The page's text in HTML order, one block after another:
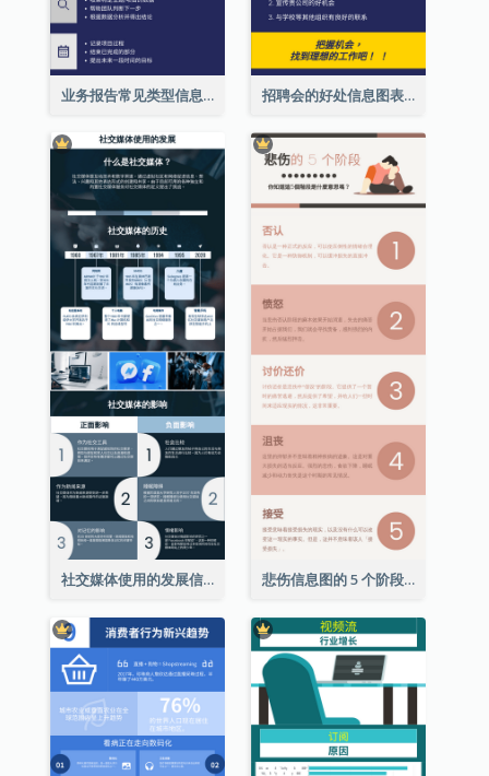
业务报告常见类型信息图表 招聘会的好处信息图表
社交媒体使用的发展信息图表 悲伤信息图的 5 个阶段（附解释）